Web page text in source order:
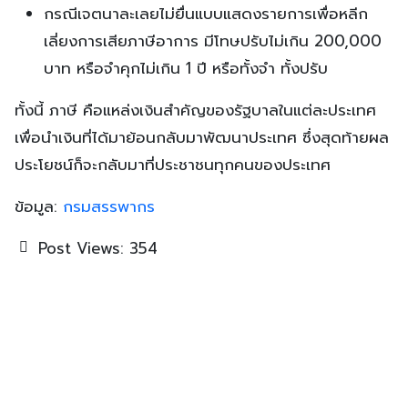
กรณีเจตนาละเลยไม่ยื่นแบบแสดงรายการเพื่อหลีก
เลี่ยงการเสียภาษีอาการ มีโทษปรับไม่เกิน 200,000
บาท หรือจำคุกไม่เกิน 1 ปี หรือทั้งจำ ทั้งปรับ
ทั้งนี้ ภาษี คือแหล่งเงินสำคัญของรัฐบาลในแต่ละประเทศ
เพื่อนำเงินที่ได้มาย้อนกลับมาพัฒนาประเทศ ซึ่งสุดท้ายผล
ประโยชน์ก็จะกลับมาที่ประชาชนทุกคนของประเทศ
ข้อมูล: กรมสรรพากร
Post Views: 354